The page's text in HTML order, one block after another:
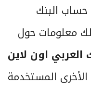
البنك
معلومات حول
اون لاين
المستخدمة